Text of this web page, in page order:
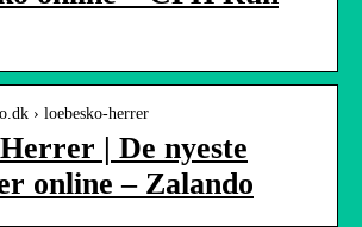
› loebesko-herrer
| De nyeste
online – Zalando